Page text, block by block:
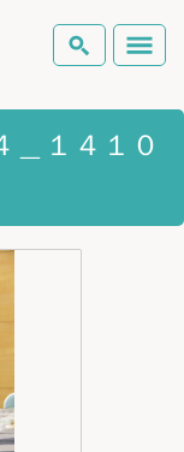
検索
＿１４１０